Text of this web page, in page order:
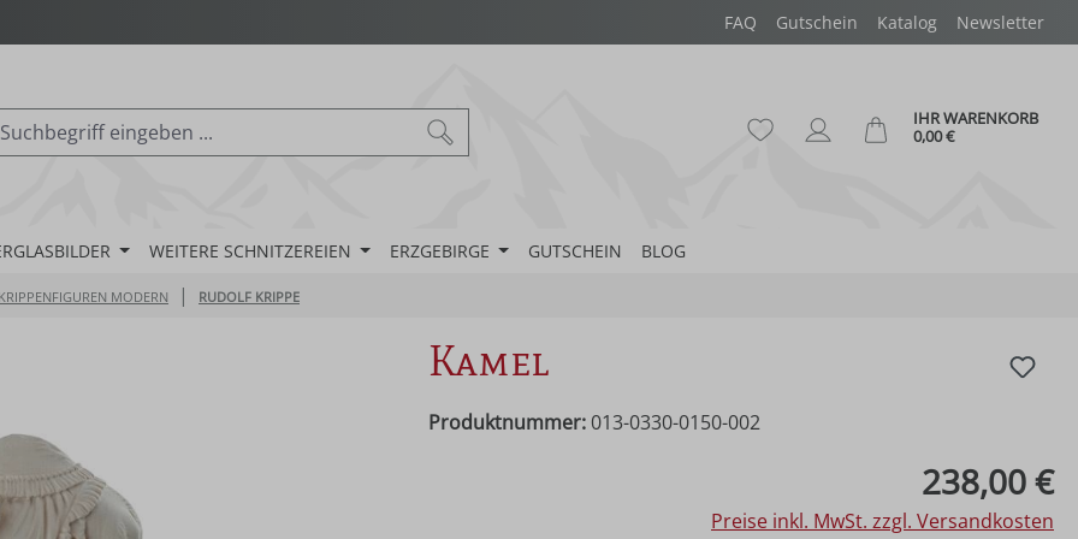
FAQ Gutschein Katalog Newsletter
Du hast 0 Produkte auf dem
IHR WARENKORB
0,00 €
WEITERE SCHNITZEREIEN ERZGEBIRGE GUTSCHEIN BLOG
KRIPPENFIGUREN MODERN | RUDOLF KRIPPE
Kamel
Produktnummer: 013-0330-0150-002
238,00 €
Preise inkl. MwSt. zzgl. Versandkosten